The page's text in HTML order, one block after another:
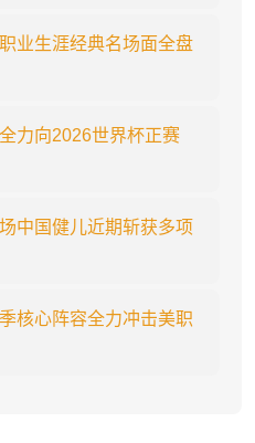
业生涯经典名场面全盘
力向2026世界杯正赛
中国健儿近期斩获多项
核心阵容全力冲击美职